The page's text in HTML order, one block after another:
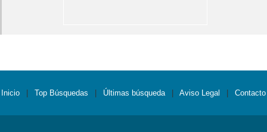
Inicio Top Búsquedas Últimas búsqueda Aviso Legal Contacto